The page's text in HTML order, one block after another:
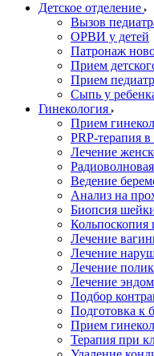
Детское отделение
Вызов
ОРВИ у детей
Патронаж
Прием
Прием
Сыпь у
Гинекология
Прием
PRP-терапия
Лечение
Ведение
Анализ на
Биопсия
Кольпоскопия
Лечение
Лечение
Лечение
Лечение
Подбор
Подготовка к
Прием
Терапия при